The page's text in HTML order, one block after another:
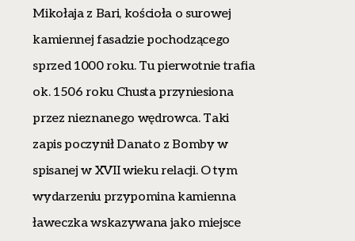
Mikołaja z Bari, kościoła o surowej
kamiennej fasadzie pochodzącego
sprzed 1000 roku. Tu pierwotnie trafia
ok. 1506 roku Chusta przyniesiona
przez nieznanego wędrowca. Taki
zapis poczynił Danato z Bomby w
spisanej w XVII wieku relacji. O tym
wydarzeniu przypomina kamienna
ławeczka wskazywana jako miejsce